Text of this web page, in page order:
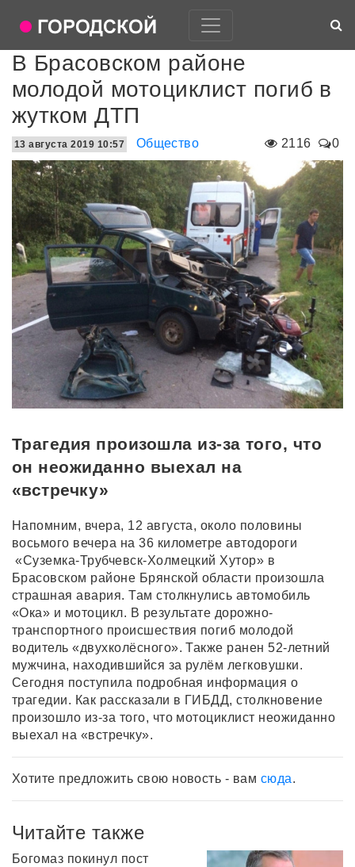
В Брасовском районе
молодой мотоциклист погиб в
жутком ДТП
2116 0
13 августа 2019 10:57 Общество
Трагедия произошла из-за того, что
он неожиданно выехал на
«встречку»
Напомним, вчера, 12 августа, около половины
восьмого вечера на 36 километре автодороги
«Суземка-Трубчевск-Холмецкий Хутор» в
Брасовском районе Брянской области произошла
страшная авария. Там столкнулись автомобиль
«Ока» и мотоцикл. В результате дорожно-
транспортного происшествия погиб молодой
водитель «двухколёсного». Также ранен 52-летний
мужчина, находившийся за рулём легковушки.
Сегодня поступила подробная информация о
трагедии. Как рассказали в ГИБДД, столкновение
произошло из-за того, что мотоциклист неожиданно
выехал на «встречку».
Хотите предложить свою новость - вам сюда.
Читайте также
Богомаз покинул пост